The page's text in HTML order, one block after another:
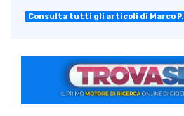
Consulta tutti gli articoli di Marco P.